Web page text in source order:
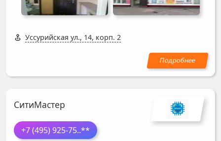
Уссурийская ул., 14, корп. 2
СитиМастер
+7 (495) 925-75..**